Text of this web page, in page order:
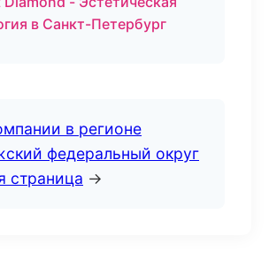
в Санкт-Петербург
в регионе
федеральный округ
страница →